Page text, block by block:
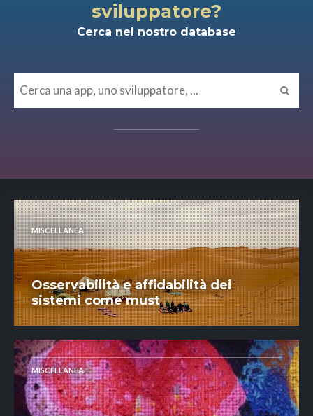
sviluppatore?
Cerca nel nostro database
MISCELLANEA
Osservabilità e affidabilità dei
sistemi come must
MISCELLANEA